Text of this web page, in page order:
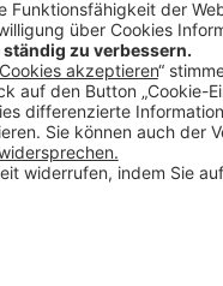
für staatliche
1980er Jahre
mit der ihnen jeweils
kann jedoch in
sie direkt auf die
zweckgerichtet
BVerfGNJW2018, 2109(
bei
den Pranger stellen (sog.
zu, die zu